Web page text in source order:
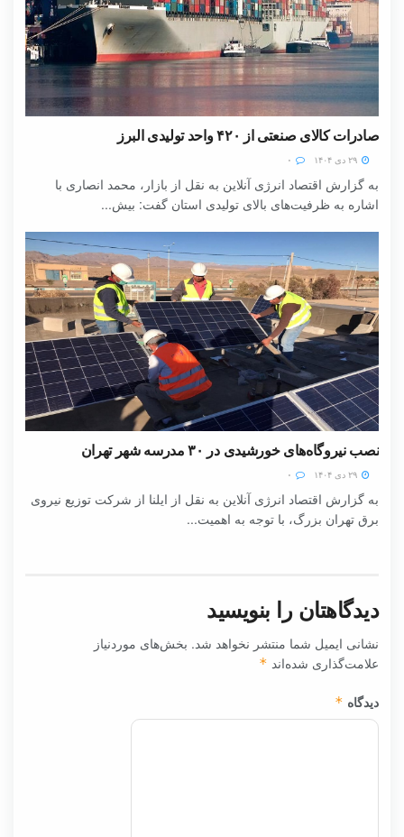
صادرات کالای صنعتی از ۴۲۰ واحد تولیدی البرز
به گزارش اقتصاد انرژی آنلاین به نقل از بازار، محمد انصاری با
اشاره به ظرفیت‌های بالای تولیدی استان گفت: بیش...
نصب نیروگاه‌های خورشیدی در ۳۰ مدرسه شهر تهران
به گزارش اقتصاد انرژی آنلاین به نقل از ایلنا از شرکت توزیع نیروی
برق تهران بزرگ، با توجه به اهمیت...
دیدگاهتان را بنویسید
نشانی ایمیل شما منتشر نخواهد شد. بخش‌های موردنیاز
علامت‌گذاری شده‌اند *
دیدگاه *